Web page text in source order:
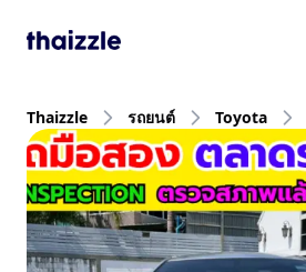
Thaizzle รถยนต์ Toyota